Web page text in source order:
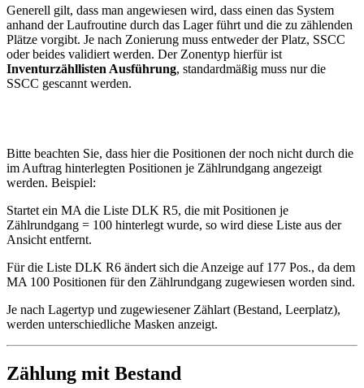
Generell gilt, dass man angewiesen wird, dass einen das System
anhand der Laufroutine durch das Lager führt und die zu zählenden
Plätze vorgibt. Je nach Zonierung muss entweder der Platz, SSCC
oder beides validiert werden. Der Zonentyp hierfür ist
Inventurzähllisten Ausführung, standardmäßig muss nur die
SSCC gescannt werden.
Bitte beachten Sie, dass hier die Positionen der noch nicht durch die
im Auftrag hinterlegten Positionen je Zählrundgang angezeigt
werden. Beispiel:
Startet ein MA die Liste DLK R5, die mit Positionen je
Zählrundgang = 100 hinterlegt wurde, so wird diese Liste aus der
Ansicht entfernt.
Für die Liste DLK R6 ändert sich die Anzeige auf 177 Pos., da dem
MA 100 Positionen für den Zählrundgang zugewiesen worden sind.
Je nach Lagertyp und zugewiesener Zählart (Bestand, Leerplatz),
werden unterschiedliche Masken anzeigt.
Zählung mit Bestand